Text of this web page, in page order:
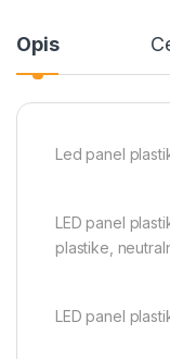
Opis
Led panel
LED panel
plastike,
LED panel